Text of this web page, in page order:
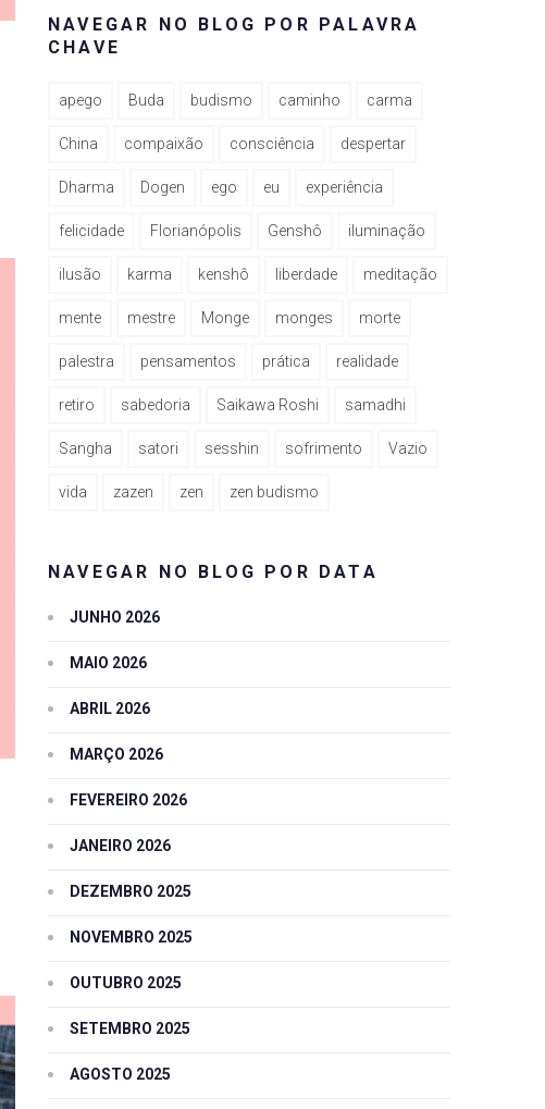
NAVEGAR NO BLOG POR PALAVRA
CHAVE
apego Buda budismo caminho carma
China compaixão consciência despertar
Dharma Dogen ego eu experiência
felicidade Florianópolis Genshô iluminação
ilusão karma kenshô liberdade meditação
mente mestre Monge monges morte
palestra pensamentos prática realidade
retiro sabedoria Saikawa Roshi samadhi
Sangha satori sesshin sofrimento Vazio
vida zazen zen zen budismo
NAVEGAR NO BLOG POR DATA
JUNHO 2026
MAIO 2026
ABRIL 2026
MARÇO 2026
FEVEREIRO 2026
JANEIRO 2026
DEZEMBRO 2025
NOVEMBRO 2025
OUTUBRO 2025
SETEMBRO 2025
AGOSTO 2025